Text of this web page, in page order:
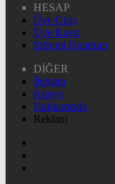
HESAP
Üye Giriş
Üye Kayıt
Şifremi Unuttum
DİĞER
İletişim
Künye
Hakkımızda
Reklam